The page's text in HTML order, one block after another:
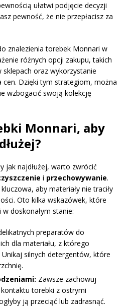
ułatwi podjęcie decyzji
pewność, że nie przepłacisz za
znalezienia torebek Monnari w
różnych opcji zakupu, takich
oraz wykorzystanie
Dzięki tym strategiom, można
wzbogacić swoją kolekcję
Monnari, aby
jak najdłużej, warto zwrócić
i przechowywanie.
aby materiały nie traciły
Oto kilka wskazówek, które
doskonałym stanie:
preparatów do
dla materiału, z którego
silnych detergentów, które
Zawsze zachowuj
torebki z ostrymi
ją przeciąć lub zadrasnąć.